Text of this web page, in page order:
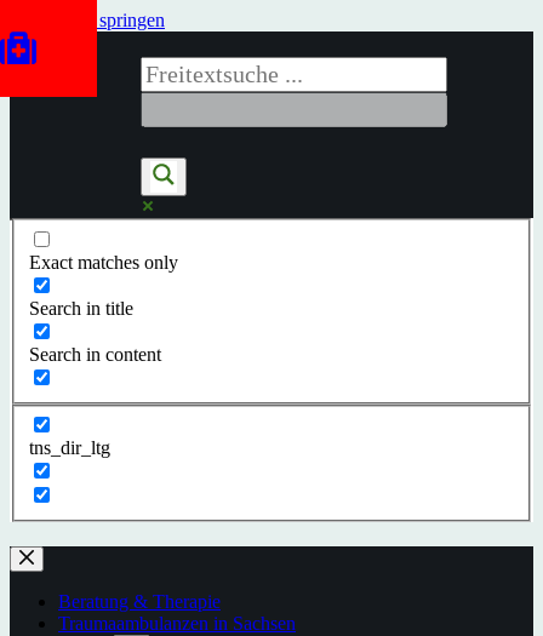
Zum Inhalt springen
Exact matches only
Search in title
Search in content
tns_dir_ltg
Beratung & Therapie
Traumaambulanzen in Sachsen